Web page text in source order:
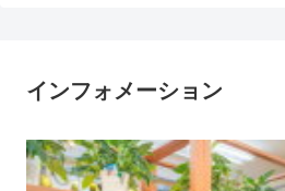
インフォメーション